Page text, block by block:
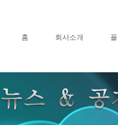
홈 회사소개